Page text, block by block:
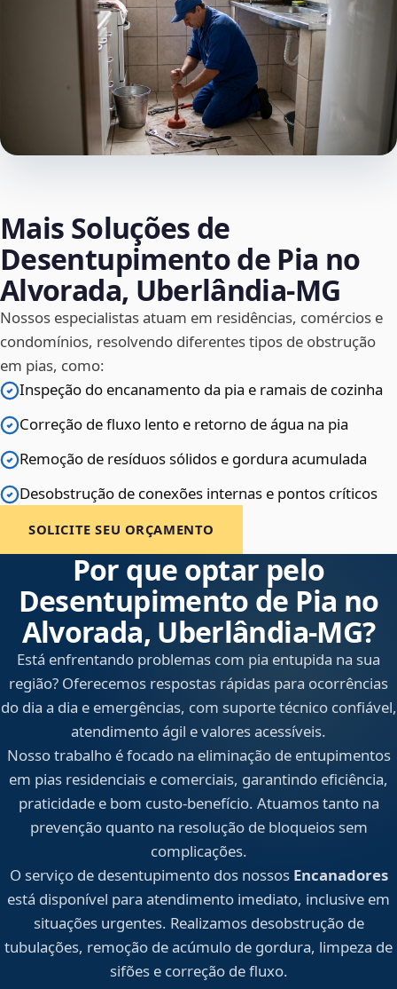
Mais Soluções de
Desentupimento de Pia no
Alvorada, Uberlândia‑MG
Nossos especialistas atuam em residências, comércios e
condomínios, resolvendo diferentes tipos de obstrução
em pias, como:
Inspeção do encanamento da pia e ramais de cozinha
Correção de fluxo lento e retorno de água na pia
Remoção de resíduos sólidos e gordura acumulada
Desobstrução de conexões internas e pontos críticos
SOLICITE SEU ORÇAMENTO
Por que optar pelo
Desentupimento de Pia no
Alvorada, Uberlândia‑MG?
Está enfrentando problemas com pia entupida na sua
região? Oferecemos respostas rápidas para ocorrências
do dia a dia e emergências, com suporte técnico confiável,
atendimento ágil e valores acessíveis.
Nosso trabalho é focado na eliminação de entupimentos
em pias residenciais e comerciais, garantindo eficiência,
praticidade e bom custo-benefício. Atuamos tanto na
prevenção quanto na resolução de bloqueios sem
complicações.
O serviço de desentupimento dos nossos Encanadores
está disponível para atendimento imediato, inclusive em
situações urgentes. Realizamos desobstrução de
tubulações, remoção de acúmulo de gordura, limpeza de
sifões e correção de fluxo.